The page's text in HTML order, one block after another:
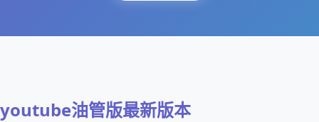
youtube油管版最新版本